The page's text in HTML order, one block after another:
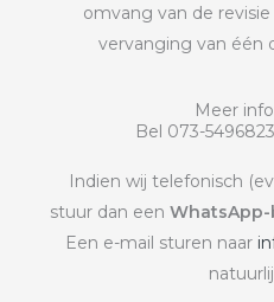
omvang van de
vervanging van één
Meer
Bel 073-
Indien wij telefonisch
stuur dan een
Een e-mail sturen naar